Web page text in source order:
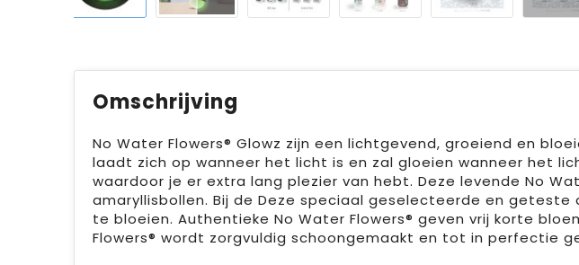
Omschrijving
No Water Flowers® Glowz zijn een lichtgevend, groeiend en
laadt zich op wanneer het licht is en zal gloeien wanneer het
waardoor je er extra lang plezier van hebt. Deze levende No
amaryllisbollen. Bij de Deze speciaal geselecteerde en
te bloeien. Authentieke No Water Flowers® geven vrij korte
Flowers® wordt zorgvuldig schoongemaakt en tot in perfectie